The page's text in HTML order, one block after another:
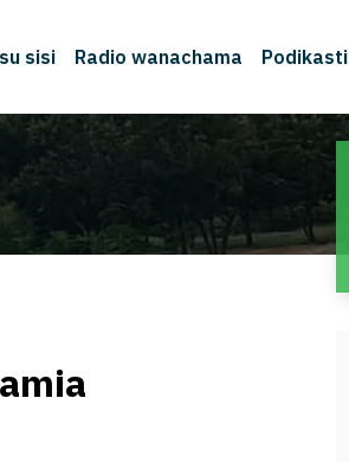
sisi Radio wanachama Podikasti